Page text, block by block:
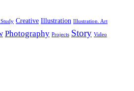
Study Creative Illustration Illustration. Art
Photography Projects Story Video